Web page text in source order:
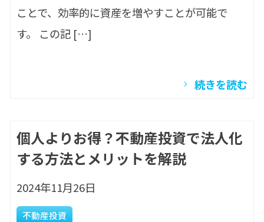
ことで、効率的に資産を増やすことが可能で
す。 この記 […]
続きを読む
個人よりお得？不動産投資で法人化
する方法とメリットを解説
2024年11月26日
不動産投資